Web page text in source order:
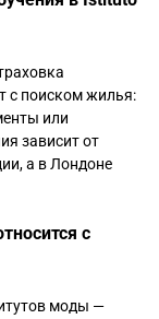
с поиском жилья:
или
зависит от
а в Лондоне
с
моды —